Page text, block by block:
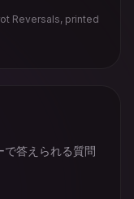
Reversals, printed
で答えられる質問